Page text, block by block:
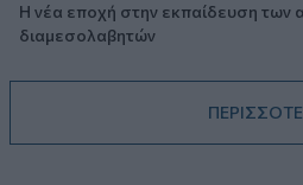
Η νέα εποχή στην εκπαίδευση των
διαμεσολαβητών